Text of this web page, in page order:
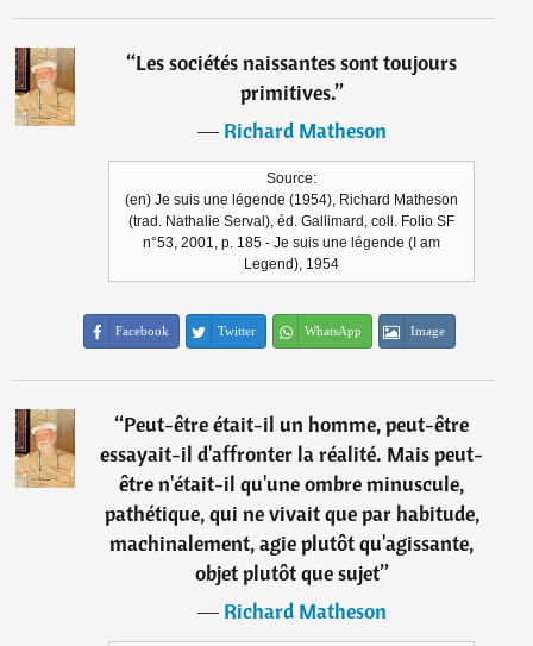
“Les sociétés naissantes sont toujours
primitives.”
―Richard Matheson
Source:
(en) Je suis une légende (1954), Richard Matheson
(trad. Nathalie Serval), éd. Gallimard, coll. Folio SF
n°53, 2001, p. 185 - Je suis une légende (I am
Legend), 1954
Facebook Twitter WhatsApp Image
“Peut-être était-il un homme, peut-être
essayait-il d'affronter la réalité. Mais peut-
être n'était-il qu'une ombre minuscule,
pathétique, qui ne vivait que par habitude,
machinalement, agie plutôt qu'agissante,
objet plutôt que sujet”
―Richard Matheson